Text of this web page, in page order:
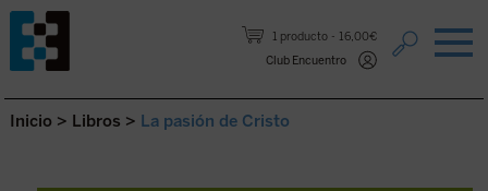
1 producto
16,00€
Club Encuentro
Saltar al contenido.
Inicio > Libros > La pasión de Cristo